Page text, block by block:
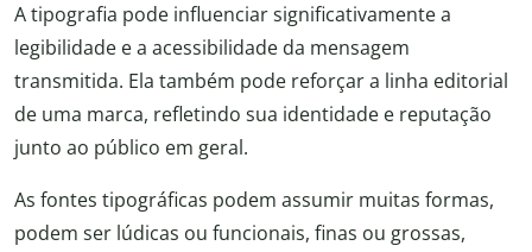
A tipografia pode influenciar significativamente a
legibilidade e a acessibilidade da mensagem
transmitida. Ela também pode reforçar a linha editorial
de uma marca, refletindo sua identidade e reputação
junto ao público em geral.
As fontes tipográficas podem assumir muitas formas,
podem ser lúdicas ou funcionais, finas ou grossas,